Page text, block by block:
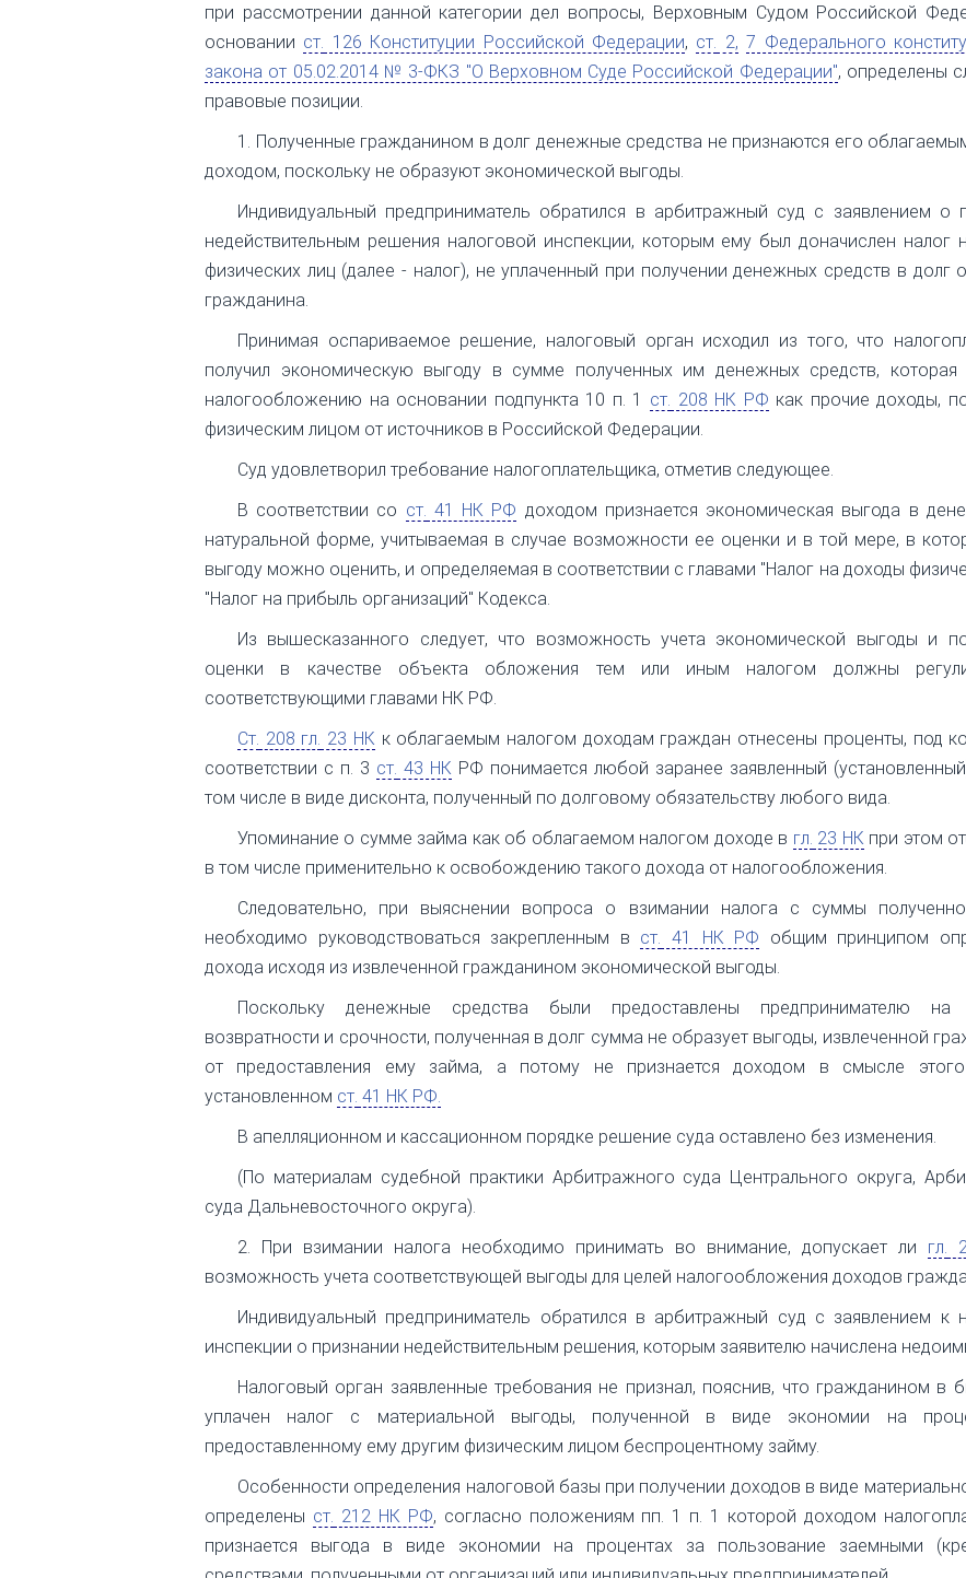
при рассмотрении данной категории дел вопросы, Верховным Судом Российской
основании ст. 126 Конституции Российской Федерации, ст. 2, 7 Федерального
закона от 05.02.2014 № 3-ФКЗ "О Верховном Суде Российской Федерации", определены
правовые позиции.
1. Полученные гражданином в долг денежные средства не признаются его
доходом, поскольку не образуют экономической выгоды.
Индивидуальный предприниматель обратился в арбитражный суд с заявлением о
недействительным решения налоговой инспекции, которым ему был доначислен налог
физических лиц (далее - налог), не уплаченный при получении денежных средств в долг
гражданина.
Принимая оспариваемое решение, налоговый орган исходил из того, что
получил экономическую выгоду в сумме полученных им денежных средств, которая
налогообложению на основании подпункта 10 п. 1 ст. 208 НК РФ как прочие доходы,
физическим лицом от источников в Российской Федерации.
Суд удовлетворил требование налогоплательщика, отметив следующее.
В соответствии со ст. 41 НК РФ доходом признается экономическая выгода в
натуральной форме, учитываемая в случае возможности ее оценки и в той мере, в
выгоду можно оценить, и определяемая в соответствии с главами "Налог на доходы
"Налог на прибыль организаций" Кодекса.
Из вышесказанного следует, что возможность учета экономической выгоды и
оценки в качестве объекта обложения тем или иным налогом должны
соответствующими главами НК РФ.
Ст. 208 гл. 23 НК к облагаемым налогом доходам граждан отнесены проценты, под
соответствии с п. 3 ст. 43 НК РФ понимается любой заранее заявленный
том числе в виде дисконта, полученный по долговому обязательству любого вида.
Упоминание о сумме займа как об облагаемом налогом доходе в гл. 23 НК при этом
в том числе применительно к освобождению такого дохода от налогообложения.
Следовательно, при выяснении вопроса о взимании налога с суммы
необходимо руководствоваться закрепленным в ст. 41 НК РФ общим принципом
дохода исходя из извлеченной гражданином экономической выгоды.
Поскольку денежные средства были предоставлены предпринимателю на
возвратности и срочности, полученная в долг сумма не образует выгоды, извлеченной
от предоставления ему займа, а потому не признается доходом в смысле этого
установленном ст. 41 НК РФ.
В апелляционном и кассационном порядке решение суда оставлено без изменения.
(По материалам судебной практики Арбитражного суда Центрального округа,
суда Дальневосточного округа).
2. При взимании налога необходимо принимать во внимание, допускает ли гл.
возможность учета соответствующей выгоды для целей налогообложения доходов
Индивидуальный предприниматель обратился в арбитражный суд с заявлением к
инспекции о признании недействительным решения, которым заявителю начислена
Налоговый орган заявленные требования не признал, пояснив, что гражданином в
уплачен налог с материальной выгоды, полученной в виде экономии на
предоставленному ему другим физическим лицом беспроцентному займу.
Особенности определения налоговой базы при получении доходов в виде
определены ст. 212 НК РФ, согласно положениям пп. 1 п. 1 которой доходом
признается выгода в виде экономии на процентах за пользование заемными